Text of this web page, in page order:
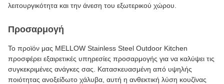
λειτουργικότητα και την άνεση του εξωτερικού χώρου.
Προσαρμογή
Το προϊόν μας MELLOW Stainless Steel Outdoor Kitchen
προσφέρει εξαιρετικές υπηρεσίες προσαρμογής για να καλύψει τις
συγκεκριμένες ανάγκες σας. Κατασκευασμένη από υψηλής
ποιότητας ανοξείδωτο χάλυβα, αυτή η ανθεκτική λύση κουζίνας